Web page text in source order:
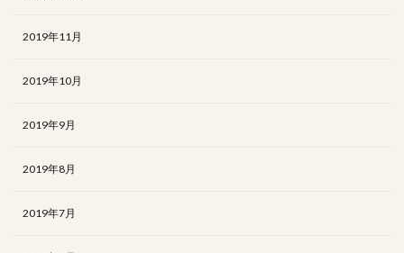
2019年11月
2019年10月
2019年9月
2019年8月
2019年7月